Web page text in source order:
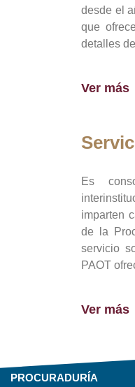
desde el
que
detalles
Ver más
Es
imparten
de la
servicio
PAOT
Ver más
PROCURADURÍA